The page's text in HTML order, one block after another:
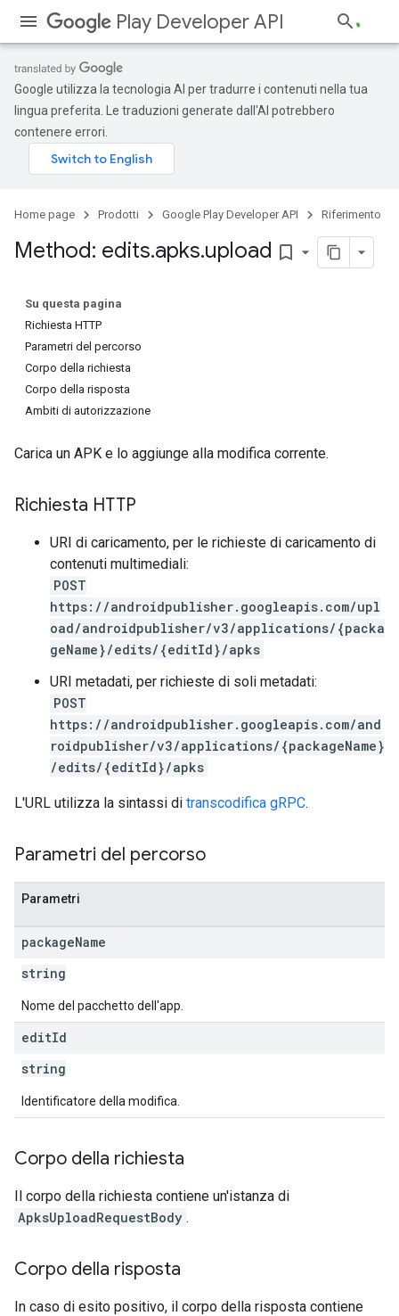
Play Developer API
Google utilizza la tecnologia AI per tradurre i contenuti nella tua
lingua preferita. Le traduzioni generate dall'AI potrebbero
contenere errori.
Home page Prodotti Google Play Developer API Riferimento
Method: edits.apks.upload bookmark_border
Su questa pagina
Richiesta HTTP
Parametri del percorso
Corpo della richiesta
Corpo della risposta
Ambiti di autorizzazione
Carica un APK e lo aggiunge alla modifica corrente.
Richiesta HTTP
URI di caricamento, per le richieste di caricamento di
contenuti multimediali:
POST
https://androidpublisher.googleapis.com/upl
oad/androidpublisher/v3/applications/{packa
geName}/edits/{editId}/apks
URI metadati, per richieste di soli metadati:
POST
https://androidpublisher.googleapis.com/and
roidpublisher/v3/applications/{packageName}
/edits/{editId}/apks
L'URL utilizza la sintassi di transcodifica gRPC.
Parametri del percorso
Parametri
packageName
string
Nome del pacchetto dell'app.
editId
string
Identificatore della modifica.
Corpo della richiesta
Il corpo della richiesta contiene un'istanza di
ApksUploadRequestBody .
Corpo della risposta
In caso di esito positivo, il corpo della risposta contiene